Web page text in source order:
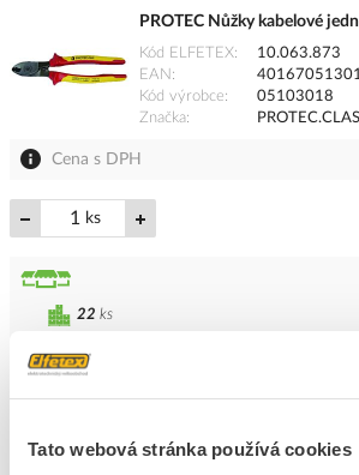
Tato webová stránka používá cookies
PROTEC Nůžky kabelové
Kód ELFETEX
10.063.873
EAN
Kód výrobce
05103018
Značka
Cena s DPH
ks
Přidat k porovnání
22 ks
mm